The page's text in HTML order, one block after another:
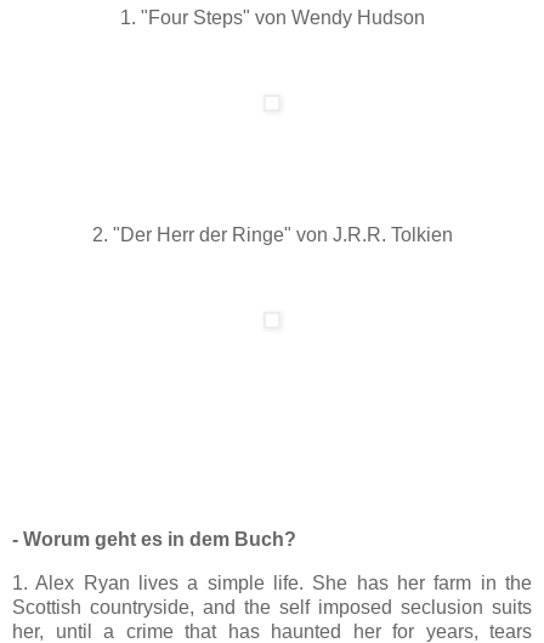
1. "Four Steps" von Wendy Hudson
2. "Der Herr der Ringe" von J.R.R. Tolkien
- Worum geht es in dem Buch?
1. Alex Ryan lives a simple life. She has her farm in the
Scottish countryside, and the self imposed seclusion suits
her, until a crime that has haunted her for years, tears